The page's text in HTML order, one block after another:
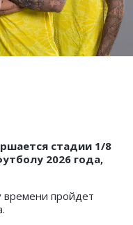
стадии 1/8
2026 года,
времени пройдет